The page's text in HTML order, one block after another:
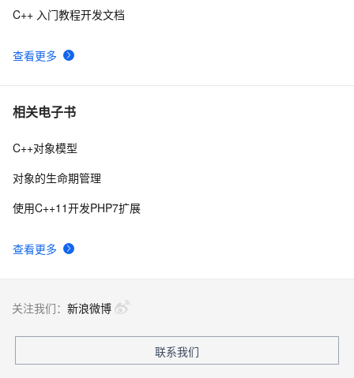
8 设计模式C++学习笔记之十六（Observer观察者模式）
9 Qt C++ 扫码枪使用数据处理
10
C++26的改进
查看更多
C++ 入门教程开发文档
相关电子书
查看更多
C++对象模型
对象的生命期管理
使用C++11开发PHP7扩展
关注我们： 新浪微博
联系我们